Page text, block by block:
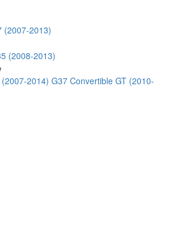
(2007-2013)
(2008-2013)
2014) G37 Convertible GT (2010-